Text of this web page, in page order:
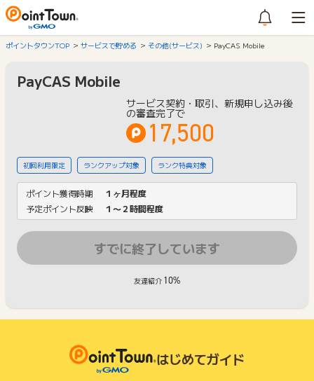
ポイントタウンTOP サービスで貯める その他(サービス) PayCAS Mobile
PayCAS Mobile
サービス契約・取引、新規申し込み後
の審査完了で
17,500
初回利用限定 ランクアップ対象 ランク特典対象
ポイント獲得時期
１ヶ月程度
予定ポイント反映
１〜２時間程度
すでに終了しています
友達紹介 10%
はじめてガイド